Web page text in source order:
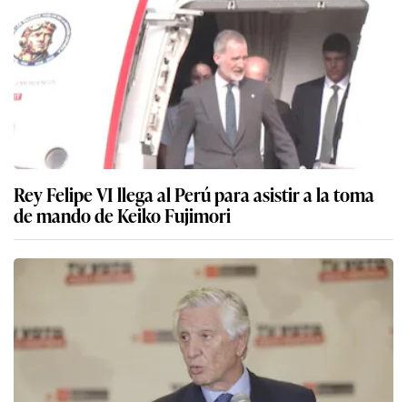
Rey Felipe VI llega al Perú para asistir a la toma
de mando de Keiko Fujimori